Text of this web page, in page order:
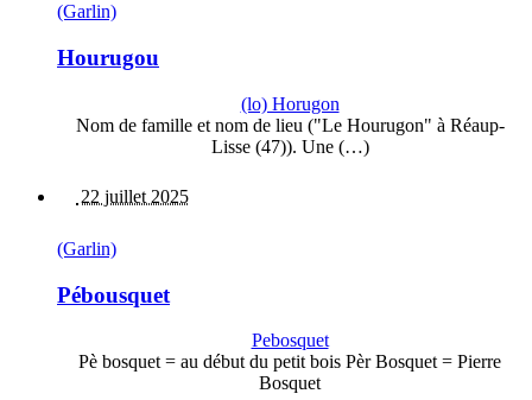
(Garlin)
Hourugou
(lo) Horugon
Nom de famille et nom de lieu ("Le Hourugon" à Réaup-
Lisse (47)). Une (…)
22 juillet 2025
(Garlin)
Pébousquet
Pebosquet
Pè bosquet = au début du petit bois Pèr Bosquet = Pierre
Bosquet